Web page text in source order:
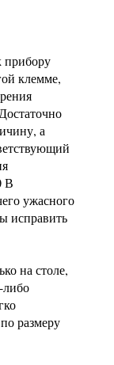
клемме,
а
В
ужасного
исправить
на столе,
либо
размеру